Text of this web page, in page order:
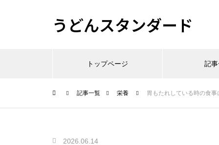
うどんスタンダード
トップページ 記
記事一覧 栄養 胃もたれしている時の食
2026.06.14